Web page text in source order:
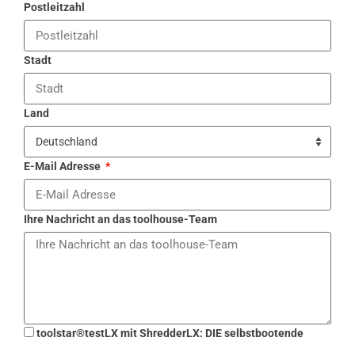
Postleitzahl
Stadt
Land
E-Mail Adresse
Ihre Nachricht an das toolhouse-Team
toolstar®testLX mit ShredderLX: DIE selbstbootende